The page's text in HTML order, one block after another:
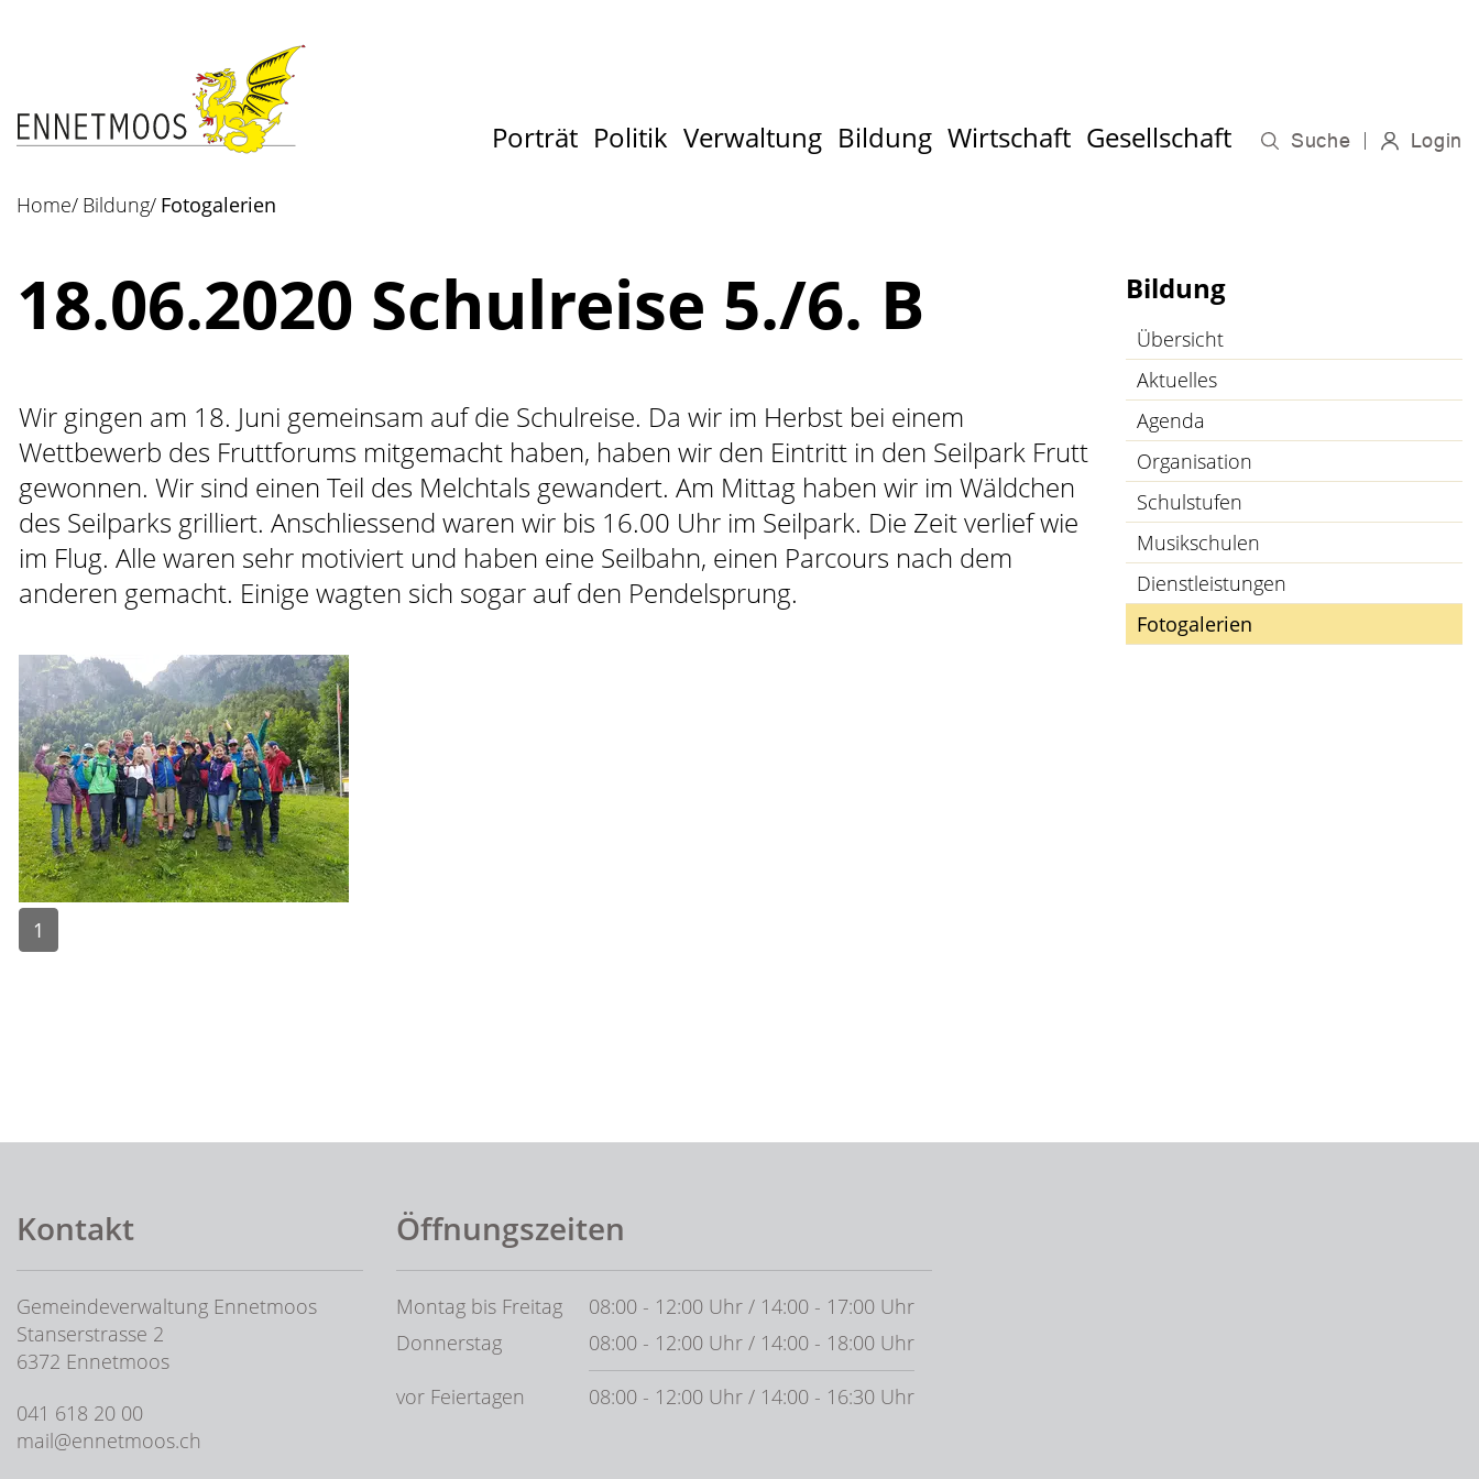
Kopfzeile
Direkt zur Hauptnavigation
Direkt zum Stichwortverzeichnis
Porträt Politik Verwaltung Bildung Wirtschaft Gesellschaft Suche Login
Inhalt
Home Bildung Fotogalerien
18.06.2020 Schulreise 5./6. B
Wir gingen am 18. Juni gemeinsam auf die Schulreise. Da wir im Herbst bei einem
Wettbewerb des Fruttforums mitgemacht haben, haben wir den Eintritt in den Seilpark Frutt
gewonnen. Wir sind einen Teil des Melchtals gewandert. Am Mittag haben wir im Wäldchen
des Seilparks grilliert. Anschliessend waren wir bis 16.00 Uhr im Seilpark. Die Zeit verlief wie
im Flug. Alle waren sehr motiviert und haben eine Seilbahn, einen Parcours nach dem
anderen gemacht. Einige wagten sich sogar auf den Pendelsprung.
1
Bildung
Übersicht
Aktuelles
Agenda
Organisation
Schulstufen
Musikschulen
Dienstleistungen
Fotogalerien
Kontakt
Gemeindeverwaltung Ennetmoos
Stanserstrasse 2
6372 Ennetmoos
041 618 20 00
mail@ennetmoos.ch
Öffnungszeiten
Montag bis Freitag
08:00 - 12:00 Uhr / 14:00 - 17:00 Uhr
Donnerstag
08:00 - 12:00 Uhr / 14:00 - 18:00 Uhr
vor Feiertagen 08:00 - 12:00 Uhr / 14:00 - 16:30 Uhr